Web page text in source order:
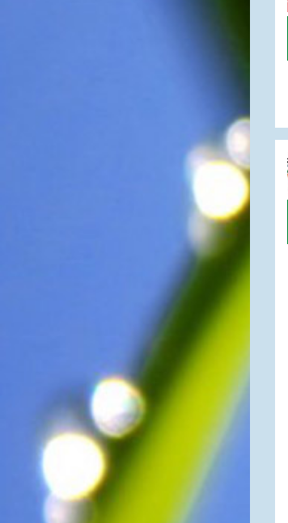
趕在立秋前後完成插秧工作，
否則再晚的話，就會影響稻作
好，所以選對時機插秧播種是
個時節，台灣周圍海域的水溫
仍然偏高，所以此時的漁獲還
是多屬於暖水魚，例如東部的
海域可以捕獲到鮮美的立翅旗
魚，在高雄外海有小串、烏
賊，澎湖附近則有鰆、蝦可以
捕獲。◎節氣小園丁這個節氣
是龍眼的盛產期，「龍眼」是
一般家庭在喜慶時常選用的水
果。在民間，人們相信吃了龍
眼肉，子孫會做大官，而且龍
眼又稱為「福圓」，所以有句
俗諺是這麼說的：「食福圓生
子生孫中狀元」，可見龍眼在
民間流傳的說法中是種有「福
氣」的水果喔！◎節氣生活在
這個節氣裡，最重要的節日就